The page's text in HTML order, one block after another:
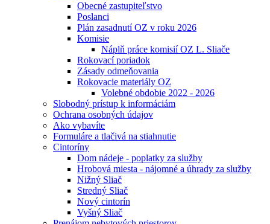
Obecné zastupiteľstvo
Poslanci
Plán zasadnutí OZ v roku 2026
Komisie
Náplň práce komisií OZ L. Sliače
Rokovací poriadok
Zásady odmeňovania
Rokovacie materiály OZ
Volebné obdobie 2022 - 2026
Slobodný prístup k informáciám
Ochrana osobných údajov
Ako vybavíte
Formuláre a tlačivá na stiahnutie
Cintoríny
Dom nádeje - poplatky za služby
Hrobová miesta - nájomné a úhrady za služby
Nižný Sliač
Stredný Sliač
Nový cintorín
Vyšný Sliač